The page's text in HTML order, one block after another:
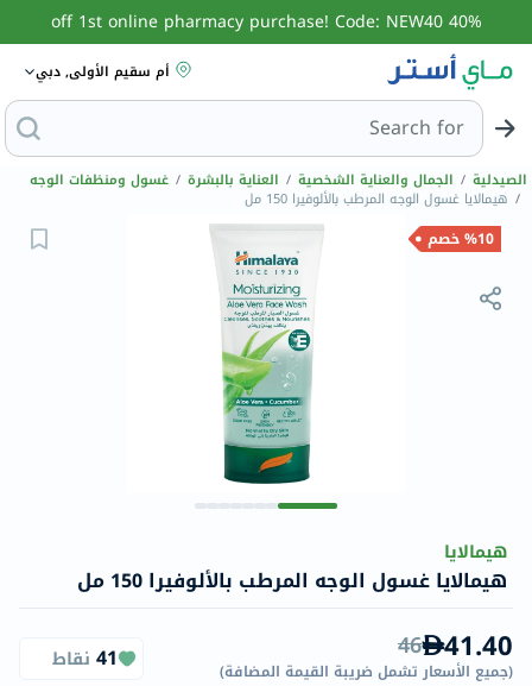
40% off 1st online pharmacy purchase! Code: NEW40
أم سقيم الأولى, دبي
Search for
الصيدلية / الجمال والعناية الشخصية / العناية بالبشرة / غسول ومنظفات الوجه
/ هيمالايا غسول الوجه المرطب بالألوفيرا 150 مل
%10 خصم
هيمالايا
هيمالايا غسول الوجه المرطب بالألوفيرا 150 مل
41.40
46
(جميع الأسعار تشمل ضريبة القيمة المضافة)
41 نقاط